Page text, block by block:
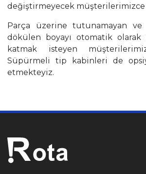
değiştirmeyecek
Parça üzerine tutunamayan ve
dökülen boyayı otomatik
katmak isteyen
Süpürmeli tip kabinleri de
etmekteyiz.